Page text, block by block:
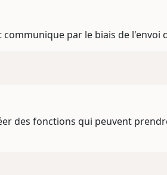
par le biais de l'envoi
des fonctions qui peuvent